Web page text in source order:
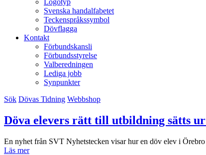
Logotyp
Svenska handalfabetet
Teckenspråkssymbol
Dövflagga
Kontakt
Förbundskansli
Förbundsstyrelse
Valberedningen
Lediga jobb
Synpunkter
Sök Dövas Tidning Webbshop
Döva elevers rätt till utbildning sätts ur
En nyhet från SVT Nyhetstecken visar hur en döv elev i
Läs mer